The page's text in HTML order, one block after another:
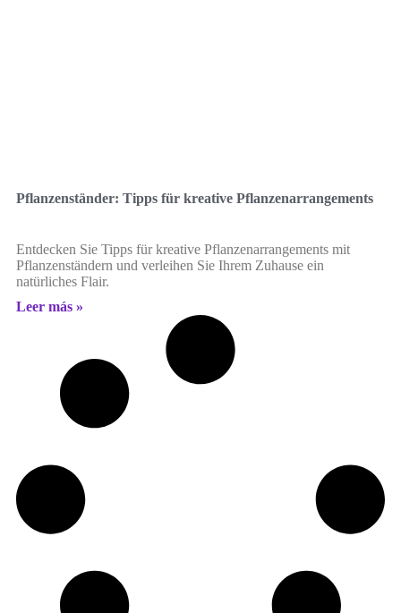
Pflanzenständer: Tipps für kreative Pflanzenarrangements
Entdecken Sie Tipps für kreative Pflanzenarrangements mit
Pflanzenständern und verleihen Sie Ihrem Zuhause ein
natürliches Flair.
Leer más »